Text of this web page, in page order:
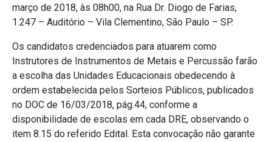
março de 2018, às 08h00, na Rua Dr. Diogo de Farias,
1.247 – Auditório – Vila Clementino, São Paulo – SP.
Os candidatos credenciados para atuarem como
Instrutores de Instrumentos de Metais e Percussão farão
a escolha das Unidades Educacionais obedecendo à
ordem estabelecida pelos Sorteios Públicos, publicados
no DOC de 16/03/2018, pág.44, conforme a
disponibilidade de escolas em cada DRE, observando o
item 8.15 do referido Edital. Esta convocação não garante